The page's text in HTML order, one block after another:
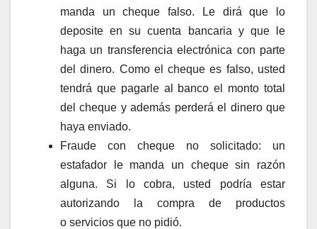
manda un cheque falso. Le dirá que lo
deposite en su cuenta bancaria y que le
haga un transferencia electrónica con parte
del dinero. Como el cheque es falso, usted
tendrá que pagarle al banco el monto total
del cheque y además perderá el dinero que
haya enviado.
Fraude con cheque no solicitado: un
estafador le manda un cheque sin razón
alguna. Si lo cobra, usted podría estar
autorizando la compra de productos
o servicios que no pidió.